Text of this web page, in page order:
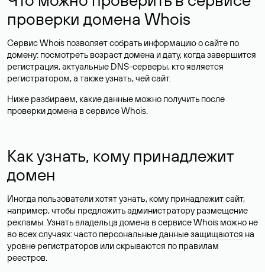
проверки домена Whois
Сервис Whois позволяет собрать информацию о сайте по
домену: посмотреть возраст домена и дату, когда завершится
регистрация, актуальные DNS-серверы, кто является
регистратором, а также узнать, чей сайт.
Ниже разбираем, какие данные можно получить после
проверки домена в сервисе Whois.
Как узнать, кому принадлежит
домен
Иногда пользователи хотят узнать, кому принадлежит сайт,
например, чтобы предложить администратору размещение
рекламы. Узнать владельца домена в сервисе Whois можно не
во всех случаях: часто персональные данныезащищаются на
уровне регистраторов или скрываются по правилам
реестров.